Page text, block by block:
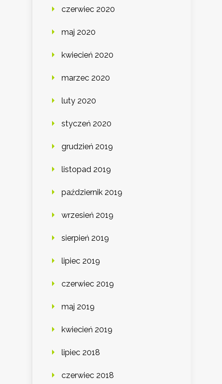
czerwiec 2020
maj 2020
kwiecień 2020
marzec 2020
luty 2020
styczeń 2020
grudzień 2019
listopad 2019
październik 2019
wrzesień 2019
sierpień 2019
lipiec 2019
czerwiec 2019
maj 2019
kwiecień 2019
lipiec 2018
czerwiec 2018